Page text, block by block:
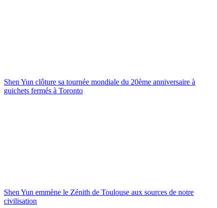
Shen Yun clôture sa tournée mondiale du 20ème anniversaire à
guichets fermés à Toronto
Shen Yun emmène le Zénith de Toulouse aux sources de notre
civilisation